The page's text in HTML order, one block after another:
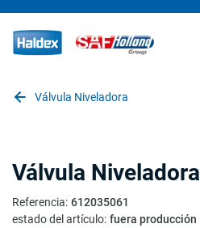
Válvula Niveladora
Válvula Niveladora
Referencia: 612035061
estado del artículo: fuera producción